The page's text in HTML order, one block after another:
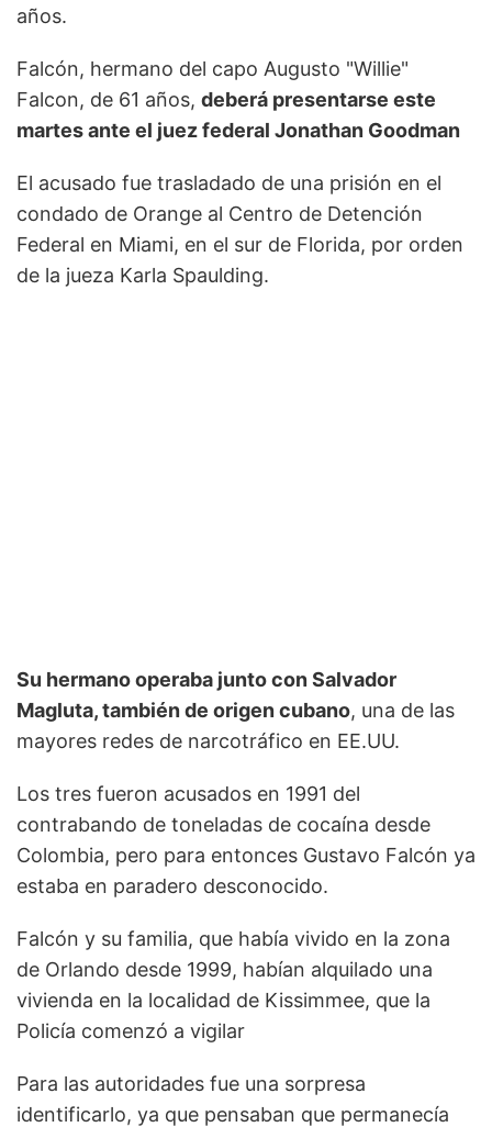
años.
Falcón, hermano del capo Augusto "Willie"
Falcon, de 61 años, deberá presentarse este
martes ante el juez federal Jonathan Goodman
El acusado fue trasladado de una prisión en el
condado de Orange al Centro de Detención
Federal en Miami, en el sur de Florida, por orden
de la jueza Karla Spaulding.
Su hermano operaba junto con Salvador
Magluta, también de origen cubano, una de las
mayores redes de narcotráfico en EE.UU.
Los tres fueron acusados en 1991 del
contrabando de toneladas de cocaína desde
Colombia, pero para entonces Gustavo Falcón ya
estaba en paradero desconocido.
Falcón y su familia, que había vivido en la zona
de Orlando desde 1999, habían alquilado una
vivienda en la localidad de Kissimmee, que la
Policía comenzó a vigilar
Para las autoridades fue una sorpresa
identificarlo, ya que pensaban que permanecía